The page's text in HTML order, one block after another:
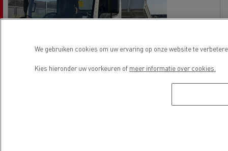
We gebruiken cookies om uw ervaring op onze website te
Kies hieronder uw voorkeuren of meer informatie over cookies.